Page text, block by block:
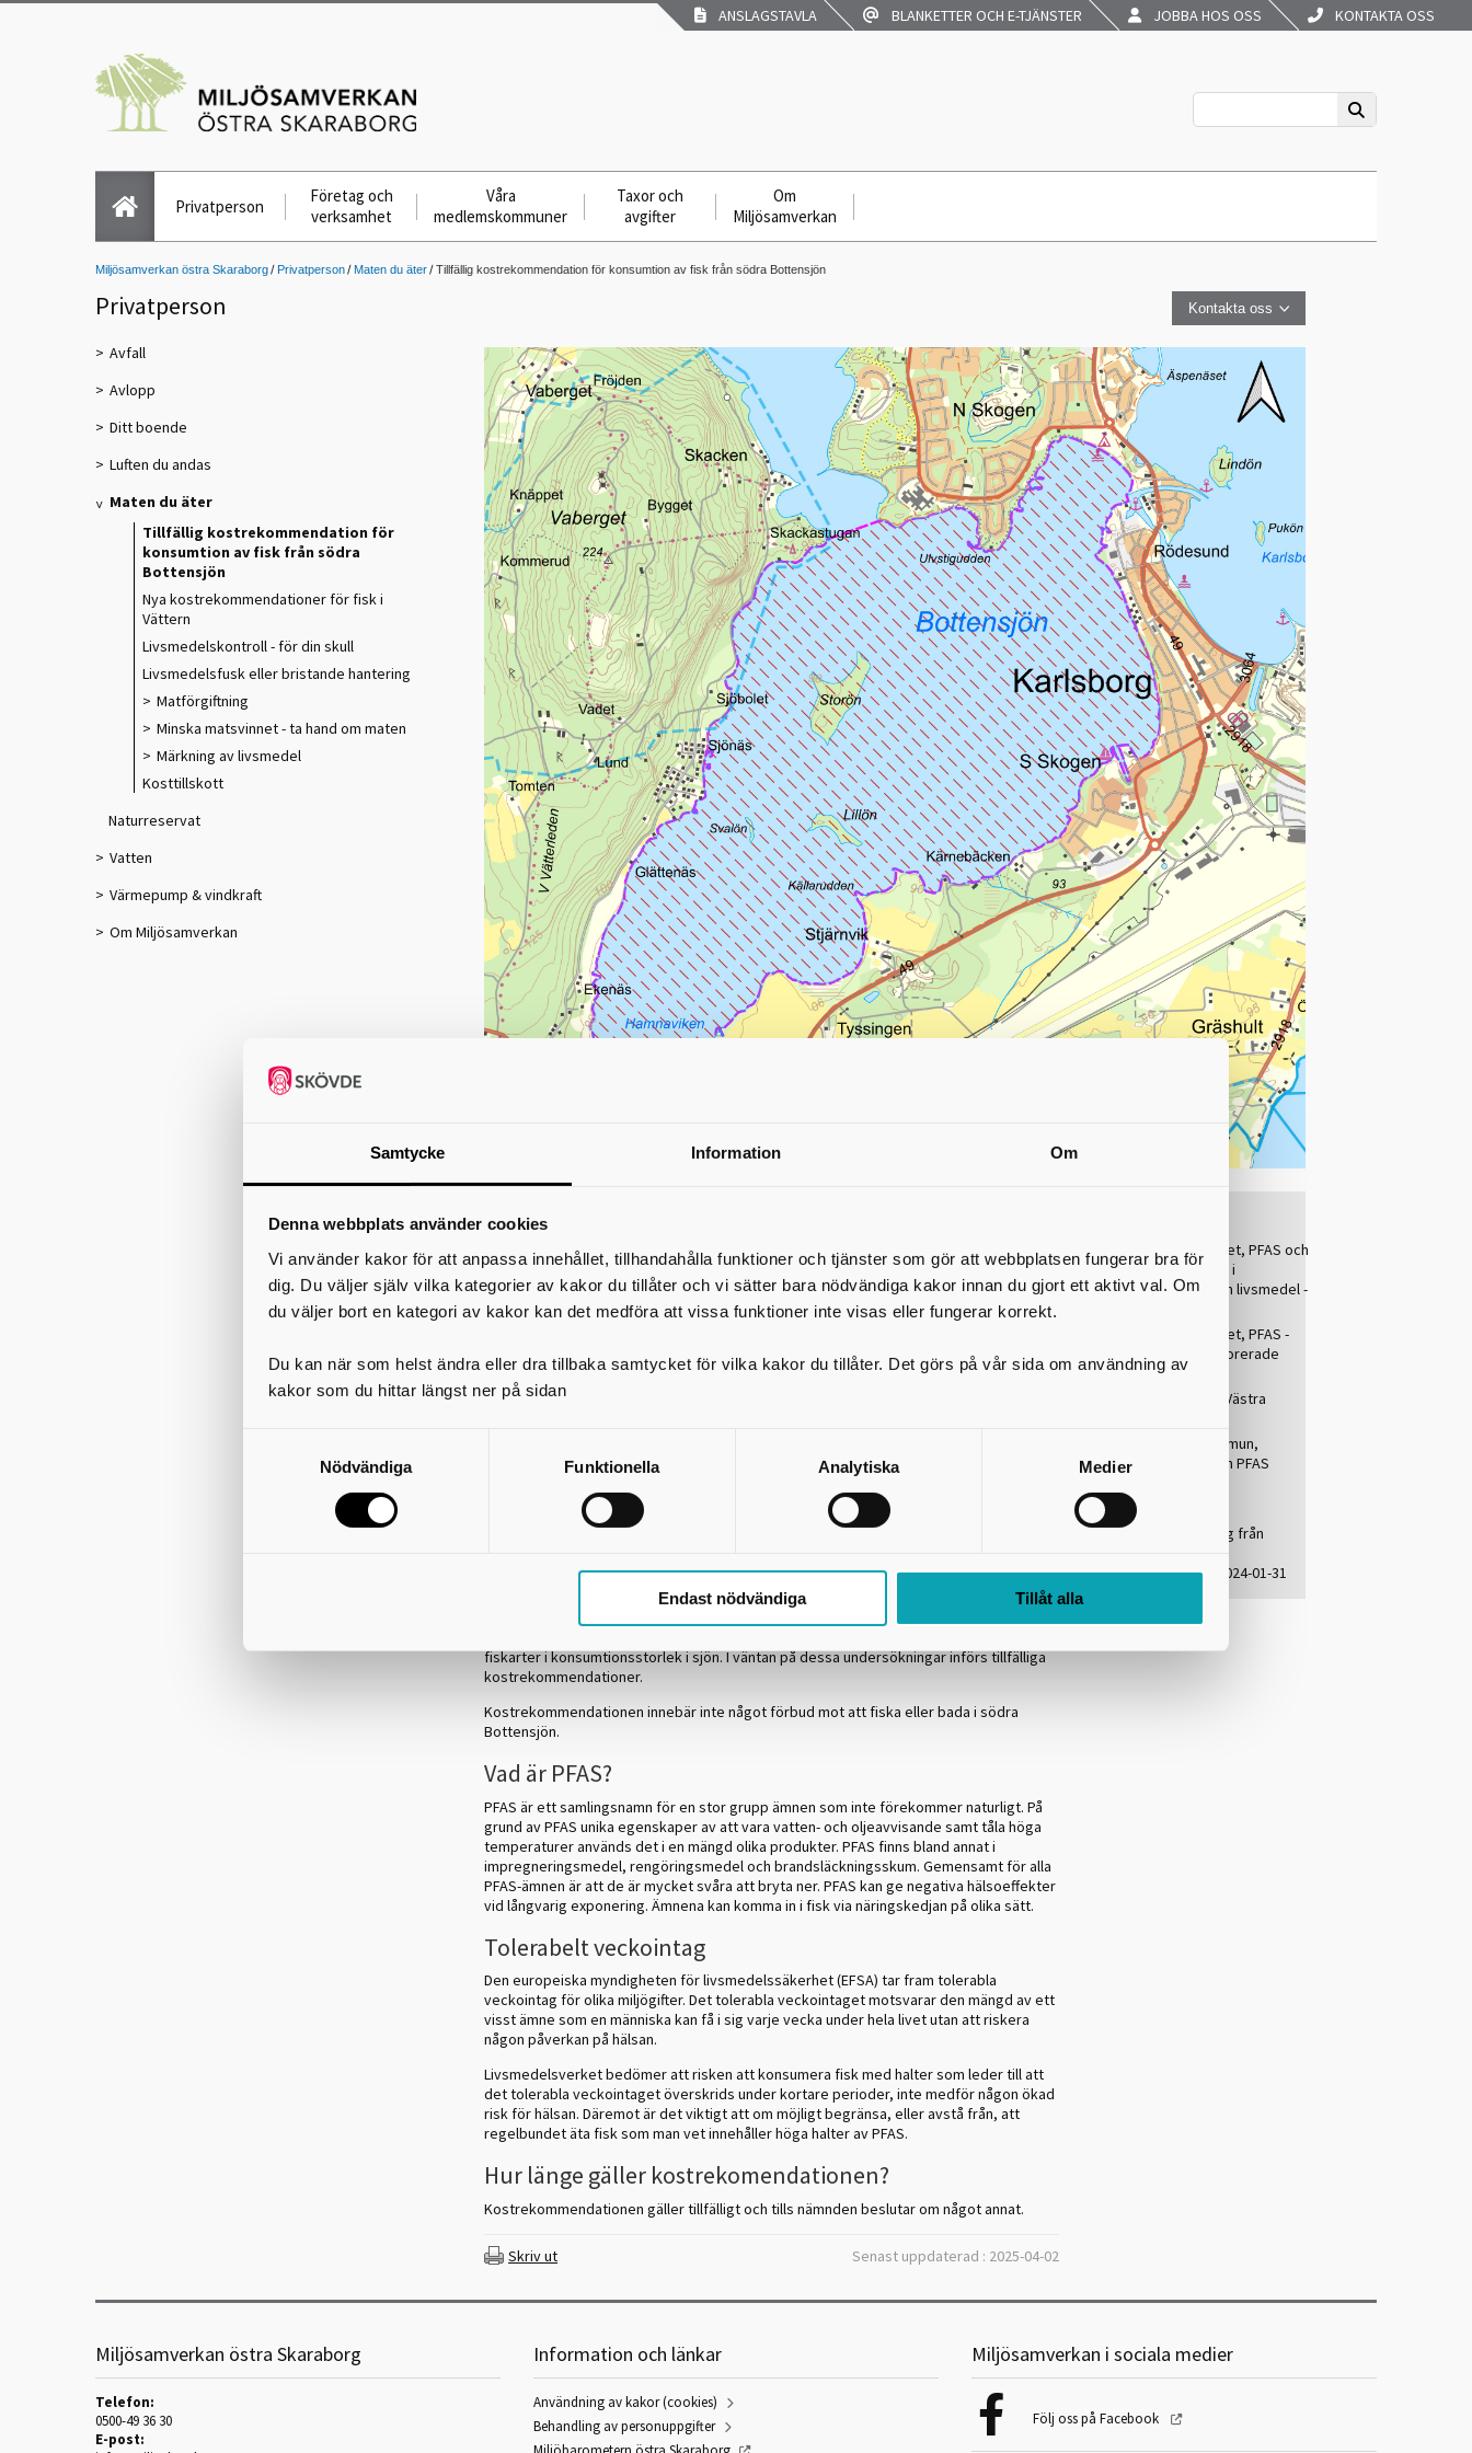
Samtycke Information Om
Denna webbplats använder cookies
Vi använder kakor för att anpassa innehållet, tillhandahålla funktioner och tjänster som gör att webbplatsen fungerar bra för
dig. Du väljer själv vilka kategorier av kakor du tillåter och vi sätter bara nödvändiga kakor innan du gjort ett aktivt val. Om
du väljer bort en kategori av kakor kan det medföra att vissa funktioner inte visas eller fungerar korrekt.
Du kan när som helst ändra eller dra tillbaka samtycket för vilka kakor du tillåter. Det görs på vår sida om användning av
kakor som du hittar längst ner på sidan
Nödvändiga Funktionella Analytiska Medier
Endast nödvändiga Tillåt alla
ANSLAGSTAVLA BLANKETTER OCH E-TJÄNSTER JOBBA HOS OSS KONTAKTA OSS
Privatperson
Företag och
verksamhet
Våra
medlemskommuner
Taxor och
avgifter
Om
Miljösamverkan
Miljösamverkan östra Skaraborg Privatperson Maten du äter Tillfällig kostrekommendation för konsumtion av fisk från södra Bottensjön
Privatperson
Avfall
Avlopp
Ditt boende
Luften du andas
Maten du äter
Tillfällig kostrekommendation för
konsumtion av fisk från södra
Bottensjön
Nya kostrekommendationer för fisk i
Vättern
Livsmedelskontroll - för din skull
Livsmedelsfusk eller bristande hantering
Matförgiftning
Minska matsvinnet - ta hand om maten
Märkning av livsmedel
Kosttillskott
Naturreservat
Vatten
Värmepump & vindkraft
Om Miljösamverkan
Kontakta oss
Tillfällig kostrekommendation för
konsumtion av fisk från södra Bottensjön
I samråd med Livsmedelsverket och Länsstyrelsen i Västra Götaland har
Miljönämnden tagit fram en tillfällig kostrekommendation för
kommun. Kostrekommendationen upprättas på grund av förhöjda halter
av PFAS i fisk, som kan ge negativa hälsoeffekter vid längre tids
Bottensjön i Karlsborgs kommun mer än 2-3 gånger per år. Rekommendationen gäller
samtliga invånargrupper i samhället.
Anledningen till den tillfälliga kostrekommendationen är att det EU-gemensamma
Undersökningar som gjordes av Länsstyrelsen i Västra Götaland 2021 visar att halten
PFAS i abborre från södra Bottensjön är för hög enligt Livsmedelsverkets nya
fiskarter i konsumtionsstorlek i sjön. I väntan på dessa undersökningar införs tillfälliga
kostrekommendationer.
Kostrekommendationen innebär inte något förbud mot att fiska eller bada i södra
Bottensjön.
Vad är PFAS?
PFAS är ett samlingsnamn för en stor grupp ämnen som inte förekommer naturligt. På
grund av PFAS unika egenskaper av att vara vatten- och oljeavvisande samt tåla höga
temperaturer används det i en mängd olika produkter. PFAS finns bland annat i
impregneringsmedel, rengöringsmedel och brandsläckningsskum. Gemensamt för alla
PFAS-ämnen är att de är mycket svåra att bryta ner. PFAS kan ge negativa hälsoeffekter
vid långvarig exponering. Ämnena kan komma in i fisk via näringskedjan på olika sätt.
Tolerabelt veckointag
Den europeiska myndigheten för livsmedelssäkerhet (EFSA) tar fram tolerabla
veckointag för olika miljögifter. Det tolerabla veckointaget motsvarar den mängd av ett
visst ämne som en människa kan få i sig varje vecka under hela livet utan att riskera
någon påverkan på hälsan.
Livsmedelsverket bedömer att risken att konsumera fisk med halter som leder till att
det tolerabla veckointaget överskrids under kortare perioder, inte medför någon ökad
risk för hälsan. Däremot är det viktigt att om möjligt begränsa, eller avstå från, att
regelbundet äta fisk som man vet innehåller höga halter av PFAS.
Hur länge gäller kostrekomendationen?
Kostrekommendationen gäller tillfälligt och tills nämnden beslutar om något annat.
Skriv ut Senast uppdaterad : 2025-04-02
Livsmedelsverket, PFAS och
andra miljögifter i
dricksvatten och livsmedel -
Livsmedelsverket, PFAS -
Poly- och perfluorerade
alkylsubstanser
Länsstyrelsen i Västra
Karlsborgs kommun,
dricksvatten och PFAS
Dokument
Protokollsutdrag från
sammanträde 2024-01-31
Miljösamverkan östra Skaraborg
Telefon:
0500-49 36 30
E-post:
Information och länkar
Användning av kakor (cookies)
Behandling av personuppgifter
Miljösamverkan i sociala medier
Följ oss på Facebook